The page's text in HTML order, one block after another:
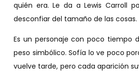
quién era. Le da a Lewis Carroll
desconfiar del tamaño de las cosas.
Es un personaje con poco tiempo
peso simbólico. Sofía lo ve poco
vuelve tarde, pero cada aparición